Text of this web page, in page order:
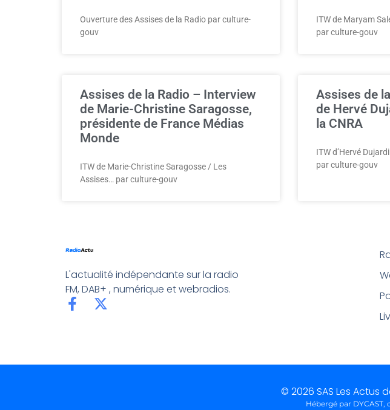
Ouverture des Assises de la Radio par culture-
gouv
ITW de Maryam
par culture-gouv
Assises de la Radio – Interview
de Marie-Christine Saragosse,
présidente de France Médias
Monde
ITW de Marie-Christine Saragosse / Les
Assises… par culture-gouv
Assises de
de Hervé
la CNRA
ITW d’Hervé
par culture-gouv
L'actualité indépendante sur la radio
FM, DAB+ , numérique et webradios.
© 2026 SAS Les Actus
Hébergé par DYCAST,